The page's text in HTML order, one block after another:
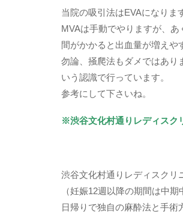
当院の吸引法はEVAになりま
MVAは手動でやりますが、
間がかかると出血量が増えや
勿論、掻爬法もダメではあり
いう認識で行っています。
参考にして下さいね。
※渋谷文化村通りレディスク
渋谷文化村通りレディスクリ
（妊娠12週以降の期間は中
日帰りで独自の麻酔法と手術